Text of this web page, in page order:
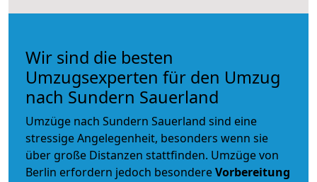
Wir sind die besten
Umzugsexperten für den Umzug
nach Sundern Sauerland
Umzüge nach Sundern Sauerland sind eine
stressige Angelegenheit, besonders wenn sie
über große Distanzen stattfinden. Umzüge von
Berlin erfordern jedoch besondereVorbereitung